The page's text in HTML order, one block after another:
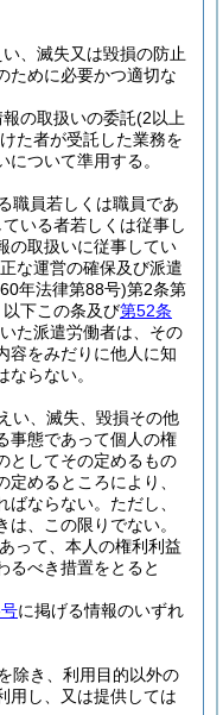
、滅失又は毀損の防止
ために必要かつ適切な
の取扱いの委託(2以上
た者が受託した業務を
ついて準用する。
職員若しくは職員であ
いる者若しくは従事し
の取扱いに従事してい
な運営の確保及び派遣
年法律第88号)第2条第
下この条及び第52条
た派遣労働者は、その
容をみだりに他人に知
らない。
い、滅失、毀損その他
事態であって個人の権
としてその定めるもの
めるところにより、
ならない。 ただし、
、この限りでない。
って、本人の権利利益
るべき措置をとると
に掲げる情報のいずれ
除き、利用目的以外の
用し、又は提供しては